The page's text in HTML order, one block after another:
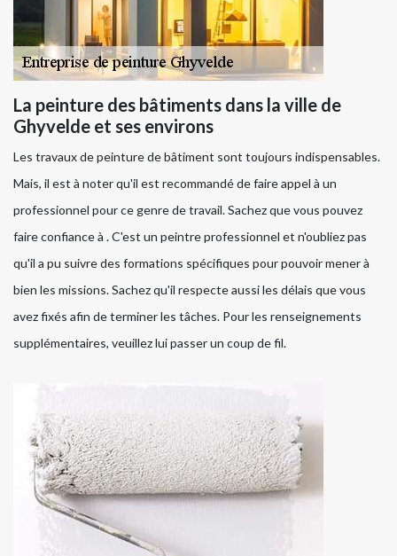
La peinture des bâtiments dans la ville de
Ghyvelde et ses environs
Les travaux de peinture de bâtiment sont toujours indispensables.
Mais, il est à noter qu'il est recommandé de faire appel à un
professionnel pour ce genre de travail. Sachez que vous pouvez
faire confiance à . C'est un peintre professionnel et n'oubliez pas
qu'il a pu suivre des formations spécifiques pour pouvoir mener à
bien les missions. Sachez qu'il respecte aussi les délais que vous
avez fixés afin de terminer les tâches. Pour les renseignements
supplémentaires, veuillez lui passer un coup de fil.